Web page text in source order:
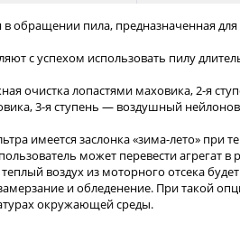
обращении пила, предназначенная для
с успехом использовать пилу
очистка лопастями маховика, 2-я
3-я ступень — воздушный
имеется заслонка «зима-лето» при
может перевести агрегат в
воздух из моторного отсека
и обледенение. При такой
окружающей среды.